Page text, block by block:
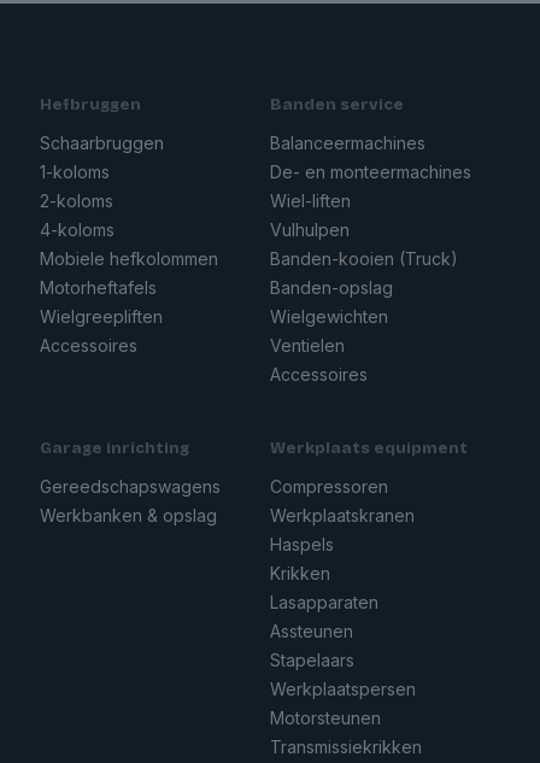
Hefbruggen
Schaarbruggen
1-koloms
2-koloms
4-koloms
Mobiele hefkolommen
Motorheftafels
Wielgreepliften
Accessoires
Banden service
Balanceermachines
De- en monteermachines
Wiel-liften
Vulhulpen
Banden-kooien (Truck)
Banden-opslag
Wielgewichten
Ventielen
Accessoires
Garage inrichting
Gereedschapswagens
Werkbanken & opslag
Werkplaats equipment
Compressoren
Werkplaatskranen
Haspels
Krikken
Lasapparaten
Assteunen
Stapelaars
Werkplaatspersen
Motorsteunen
Transmissiekrikken